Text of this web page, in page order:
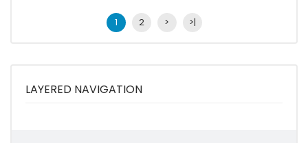
LAYERED NAVIGATION
1 2 > >|